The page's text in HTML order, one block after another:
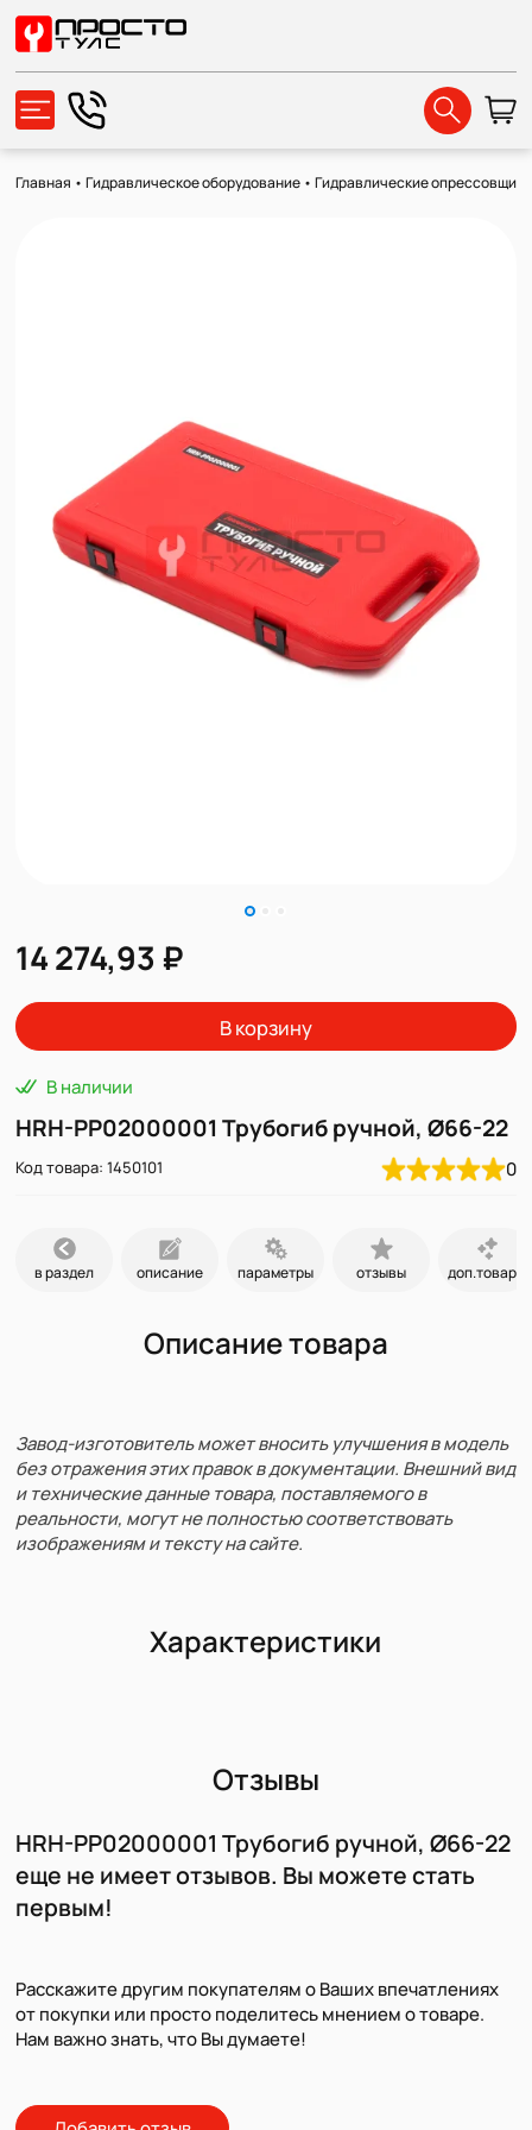
Главная •Гидравлическое оборудование •Гидравлические опрессовщики
14 274,93 ₽
В корзину
В наличии
HRH-PP02000001 Трубогиб ручной, Ø66-22
Код товара: 1450101 0
в раздел описание параметры отзывы доп.товары
Описание товара
Завод-изготовитель может вносить улучшения в модель
без отражения этих правок в документации. Внешний вид
и технические данные товара, поставляемого в
реальности, могут не полностью соответствовать
изображениям и тексту на сайте.
Характеристики
Отзывы
HRH-PP02000001 Трубогиб ручной, Ø66-22
еще не имеет отзывов. Вы можете стать
первым!
Расскажите другим покупателям о Ваших впечатлениях
от покупки или просто поделитесь мнением о товаре.
Нам важно знать, что Вы думаете!